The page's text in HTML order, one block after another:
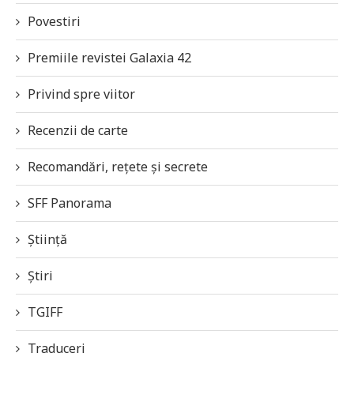
Povestiri
Premiile revistei Galaxia 42
Privind spre viitor
Recenzii de carte
Recomandări, rețete și secrete
SFF Panorama
Știință
Știri
TGIFF
Traduceri